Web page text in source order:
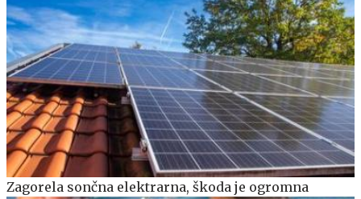
Zagorela sončna elektrarna, škoda je ogromna